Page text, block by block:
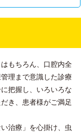
もちろん、口腔内全
理まで意識した診療
把握し、いろいろな
き、患者様がご満足
治療」を心掛け、虫